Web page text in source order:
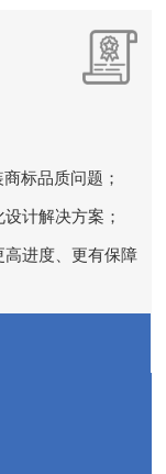
标品质问题；
计解决方案；
进度、更有保障